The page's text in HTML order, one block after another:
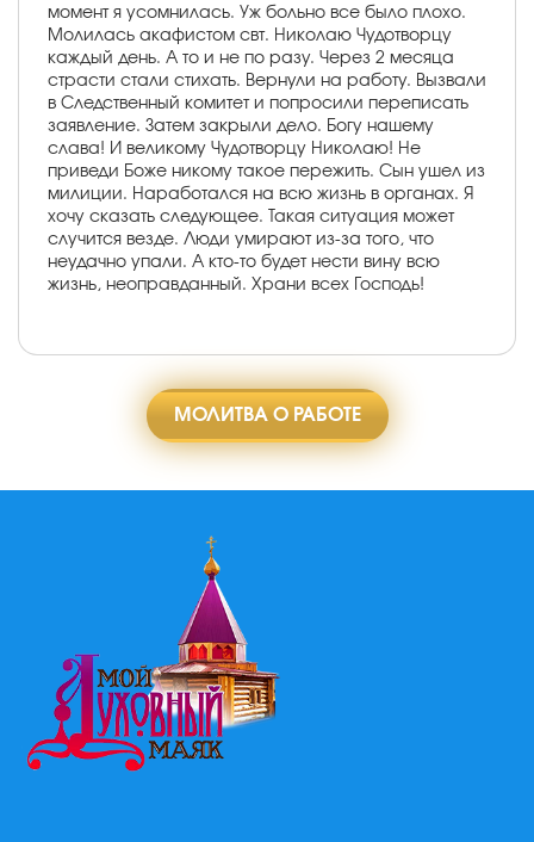
момент я усомнилась. Уж больно все было плохо.
Молилась акафистом свт. Николаю Чудотворцу
каждый день. А то и не по разу. Через 2 месяца
страсти стали стихать. Вернули на работу. Вызвали
в Следственный комитет и попросили переписать
заявление. Затем закрыли дело. Богу нашему
слава! И великому Чудотворцу Николаю! Не
приведи Боже никому такое пережить. Сын ушел из
милиции. Наработался на всю жизнь в органах. Я
хочу сказать следующее. Такая ситуация может
случится везде. Люди умирают из-за того, что
неудачно упали. А кто-то будет нести вину всю
жизнь, неоправданный. Храни всех Господь!
МОЛИТВА О РАБОТЕ